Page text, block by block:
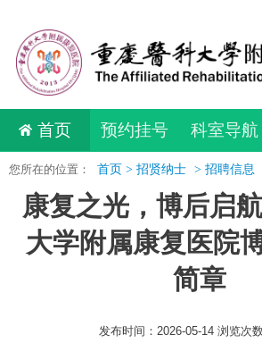
首页 预约挂号 科室导航
您所在的位置： 首页 > 招贤纳士 > 招聘信息
康复之光，博后启
大学附属康复医院
简章
发布时间：2026-05-14 浏览次